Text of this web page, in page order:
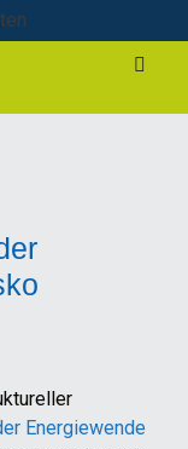
Energiewende